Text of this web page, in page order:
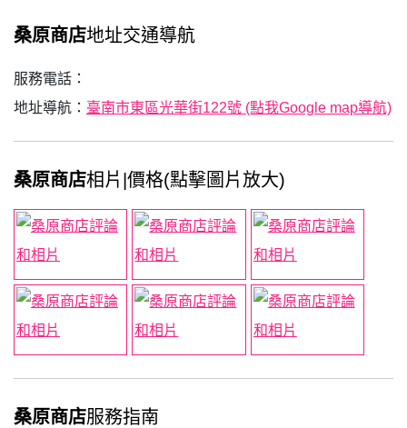
桑原商店地址交通導航
服務電話：
地址導航： 臺南市東區光華街122號 (點我Google map導航)
桑原商店相片|價格(點擊圖片放大)
桑原商店服務指南